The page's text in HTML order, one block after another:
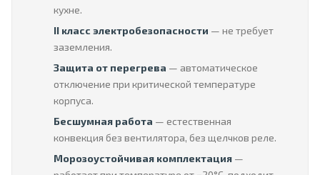
кухне.
II класс электробезопасности — не требует
заземления.
Защита от перегрева — автоматическое
отключение при критической температуре
корпуса.
Бесшумная работа — естественная
конвекция без вентилятора, без щелчков реле.
Морозоустойчивая комплектация —